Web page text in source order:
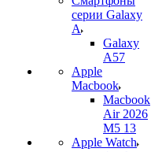
серии Galaxy
A
Galaxy
A57
Apple
Macbook
Macbook
Air 2026
M5 13
Apple Watch